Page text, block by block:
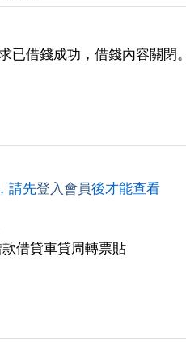
已借錢成功，借錢內容關閉
請先登入會員後才能查看
借貸車貸周轉票貼